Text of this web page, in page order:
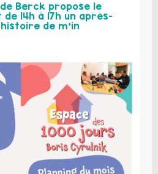
Berck propose le
14h à 17h un après-
de m’in